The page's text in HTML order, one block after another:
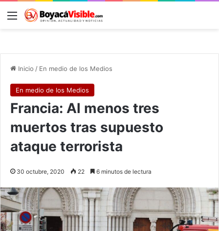
Menú
Inicio / En medio de los Medios
En medio de los Medios
Francia: Al menos tres
muertos tras supuesto
ataque terrorista
30 octubre, 2020 22 6 minutos de lectura